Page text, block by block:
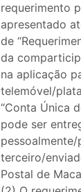
requerimento
apresentado
de
da
na aplicação
telemóvel/
“Conta Única
pode ser
pessoalmente/
terceiro/
Postal de